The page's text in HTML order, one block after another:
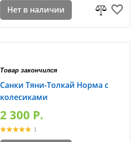
Нет в наличии
Товар закончился
Санки Тяни-Толкай Норма с
колесиками
2 300 P.
1